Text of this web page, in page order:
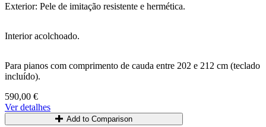
Exterior: Pele de imitação resistente e hermética.
Interior acolchoado.
Para pianos com comprimento de cauda entre 202 e 212 cm (teclado
incluído).
590,00 €
Ver detalhes
Add to Comparison